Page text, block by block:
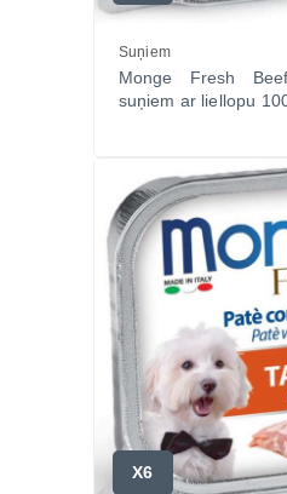
Gaļas un dzīvnieku
zivis un zivju
10%, minerālvielas
Analītiskās sastāvdaļas:
koppelni 1,2%,
Uztura piedevas:
Vit. A (retinola acetāts)
E (raf-alfa tokoferola
Lietošanas instrukcija:
Pasniedziet istabas
piekļuvi svaigam
(10–12 kg) – 600–800 g
Atvērtu iepakojumu
Ražotājs:
Suņiem
Monge Fresh
suņiem ar liellopu
X6